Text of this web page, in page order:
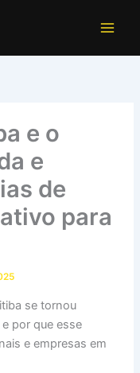
e o
e
de
para
se tornou
por que esse
e empresas em